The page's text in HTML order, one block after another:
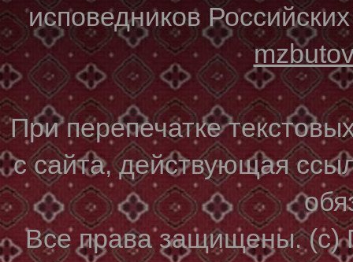
исповедников
При перепечатке
с сайта, действующая
Все права защищены. (с)